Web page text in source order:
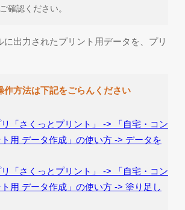
確認ください。
に出力されたプリント用データを、プリ
作方法は下記をごらんください
「さくっとプリント」 -> 「自宅・コン
ト用 データ作成」の使い方 -> データを
「さくっとプリント」 -> 「自宅・コン
用 データ作成」の使い方 -> 塗り足し